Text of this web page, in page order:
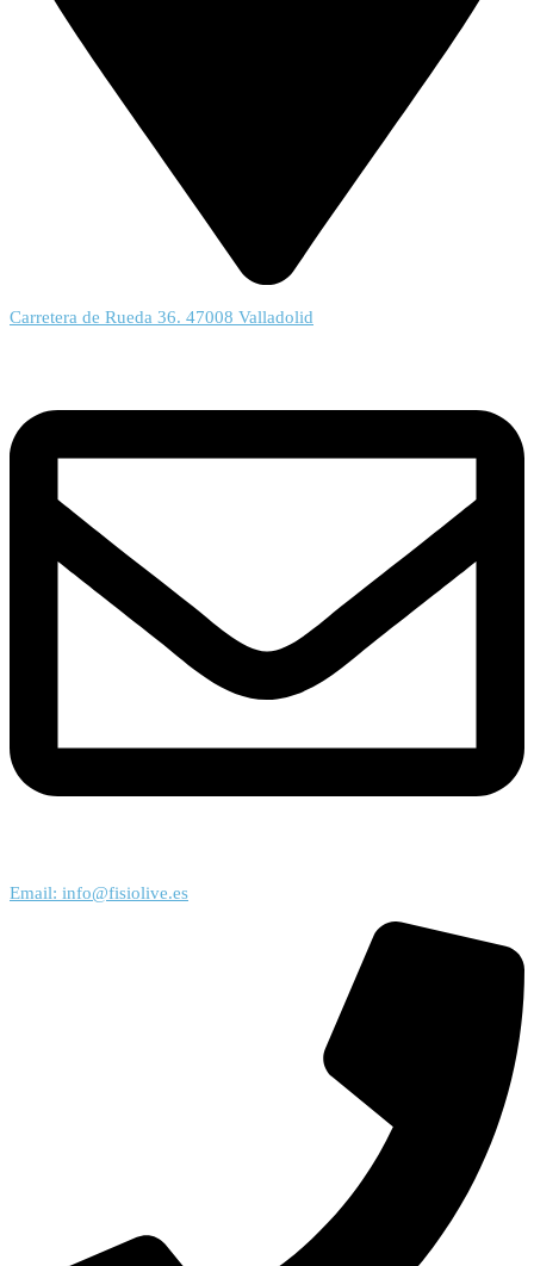
Carretera de Rueda 36. 47008 Valladolid
Email: info@fisiolive.es